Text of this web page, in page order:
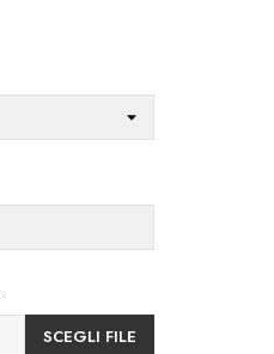
SCEGLI FILE